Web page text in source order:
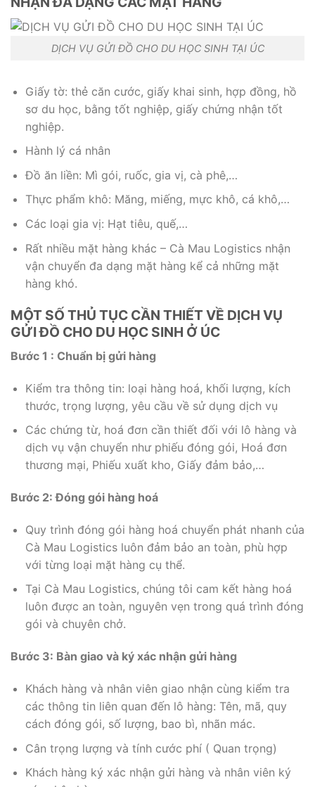
DỊCH VỤ GỬI ĐỒ CHO DU HỌC SINH TẠI ÚC
Giấy tờ: thẻ căn cước, giấy khai sinh, hợp đồng, hồ
sơ du học, bằng tốt nghiệp, giấy chứng nhận tốt
nghiệp.
Hành lý cá nhân
Đồ ăn liền: Mì gói, ruốc, gia vị, cà phê,…
Thực phẩm khô: Măng, miếng, mực khô, cá khô,…
Các loại gia vị: Hạt tiêu, quế,…
Rất nhiều mặt hàng khác – Cà Mau Logistics nhận
vận chuyển đa dạng mặt hàng kể cả những mặt
hàng khó.
MỘT SỐ THỦ TỤC CẦN THIẾT VỀ DỊCH VỤ
GỬI ĐỒ CHO DU HỌC SINH Ở ÚC
Bước 1 : Chuẩn bị gửi hàng
Kiểm tra thông tin: loại hàng hoá, khối lượng, kích
thước, trọng lượng, yêu cầu về sử dụng dịch vụ
Các chứng từ, hoá đơn cần thiết đối với lô hàng và
dịch vụ vận chuyển như phiếu đóng gói, Hoá đơn
thương mại, Phiếu xuất kho, Giấy đảm bảo,…
Bước 2: Đóng gói hàng hoá
Quy trình đóng gói hàng hoá chuyển phát nhanh của
Cà Mau Logistics luôn đảm bảo an toàn, phù hợp
với từng loại mặt hàng cụ thể.
Tại Cà Mau Logistics, chúng tôi cam kết hàng hoá
luôn được an toàn, nguyên vẹn trong quá trình đóng
gói và chuyên chở.
Bước 3: Bàn giao và ký xác nhận gửi hàng
Khách hàng và nhân viên giao nhận cùng kiểm tra
các thông tin liên quan đến lô hàng: Tên, mã, quy
cách đóng gói, số lượng, bao bì, nhãn mác.
Cân trọng lượng và tính cước phí ( Quan trọng)
Khách hàng ký xác nhận gửi hàng và nhân viên ký